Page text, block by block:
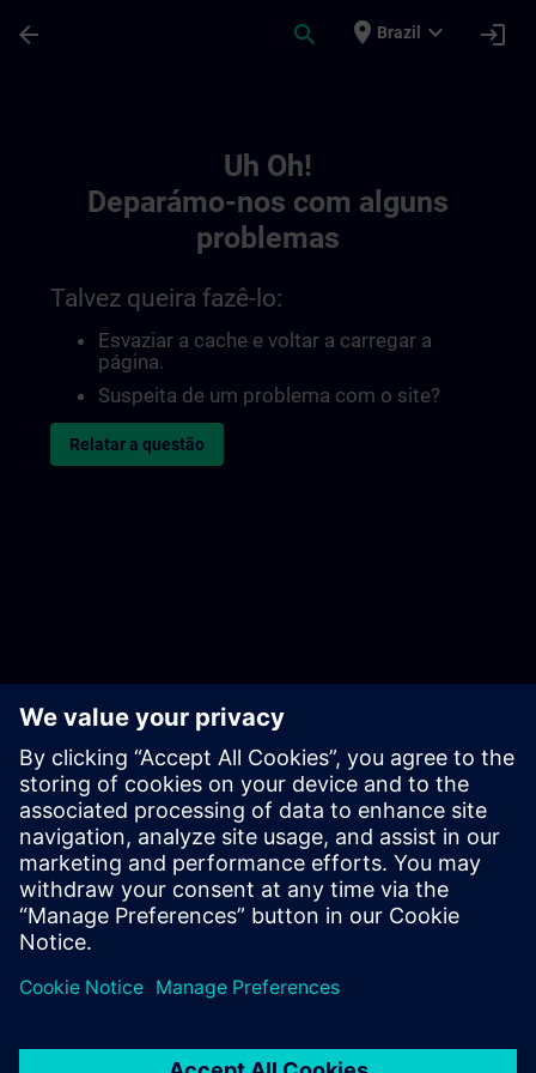
arrow_back search place Brazil expand_more login
Uh Oh!
Deparámo-nos com alguns
problemas
Talvez queira fazê-lo:
Esvaziar a cache e voltar a carregar a
página.
Suspeita de um problema com o site?
Relatar a questão